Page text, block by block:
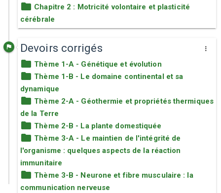
Chapitre 2 : Motricité volontaire et plasticité
cérébrale
Devoirs corrigés
Thème 1-A - Génétique et évolution
Thème 1-B - Le domaine continental et sa
dynamique
Thème 2-A - Géothermie et propriétés thermiques
de la Terre
Thème 2-B - La plante domestiquée
Thème 3-A - Le maintien de l'intégrité de
l'organisme : quelques aspects de la réaction
immunitaire
Thème 3-B - Neurone et fibre musculaire : la
communication nerveuse